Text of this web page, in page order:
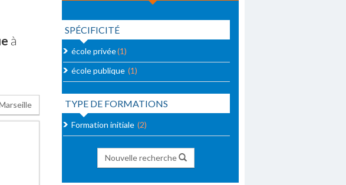
à
SPÉCIFICITÉ
école privée(1)
école publique (1)
TYPE DE FORMATIONS
Formation initiale (2)
Nouvelle recherche